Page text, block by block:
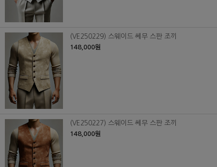
(VE250229) 스웨이드 쎄무 스판 조끼
148,000원
(VE250227) 스웨이드 쎄무 스판 조끼
148,000원